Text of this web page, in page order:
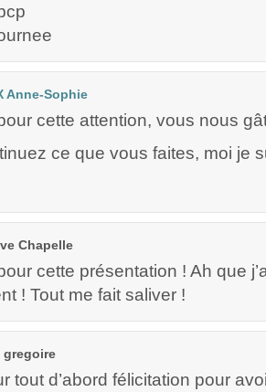
Anne-Sophie
cette attention, vous nous
ce que vous faites, moi je
Chapelle
cette présentation ! Ah que
! Tout me fait saliver !
gregoire
tout d’abord félicitation pour